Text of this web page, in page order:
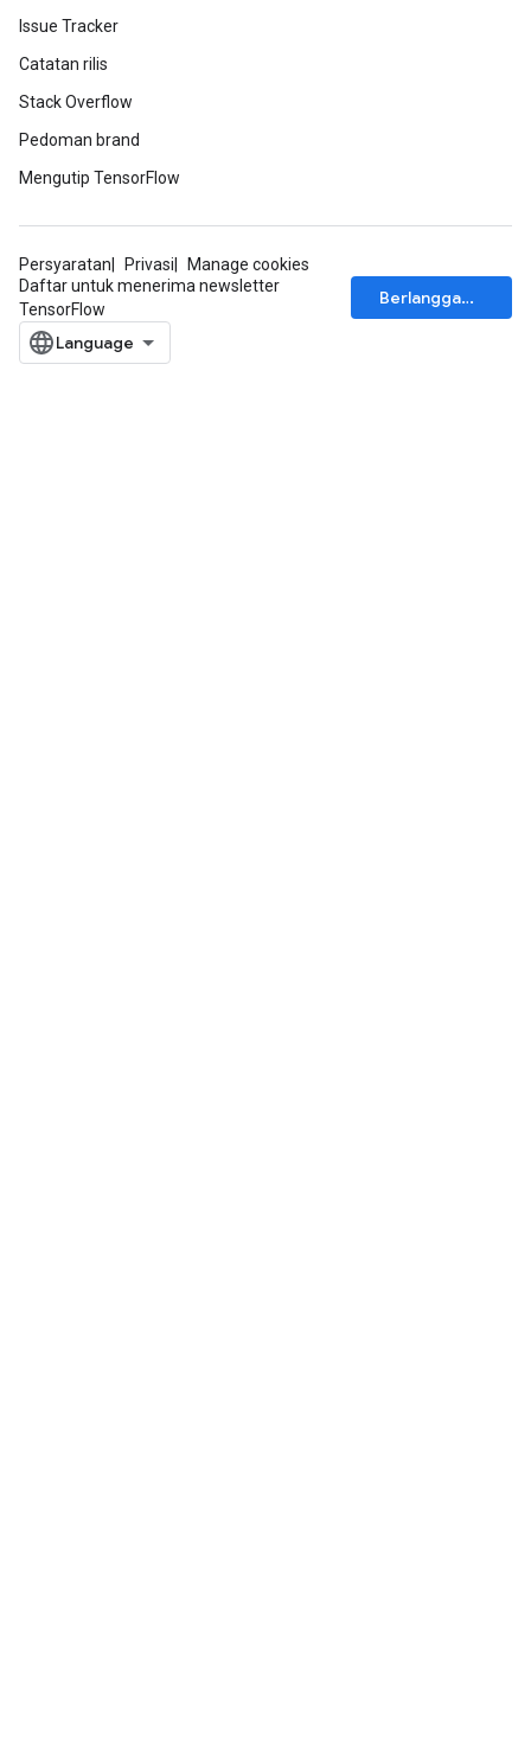
Issue Tracker
Catatan rilis
Stack Overflow
Pedoman brand
Mengutip TensorFlow
Persyaratan Privasi
Manage cookies
Daftar untuk menerima newsletter
TensorFlow
Berlangganan